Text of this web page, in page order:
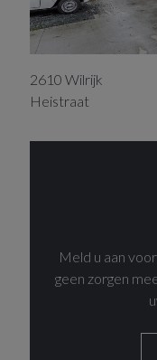
2610 Wilrijk
Heistraat
Meld u aan
geen zorgen